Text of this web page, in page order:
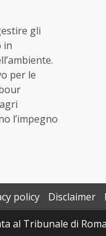
gli
in
per le
l’impegno
policy Disclaimer
al Tribunale di